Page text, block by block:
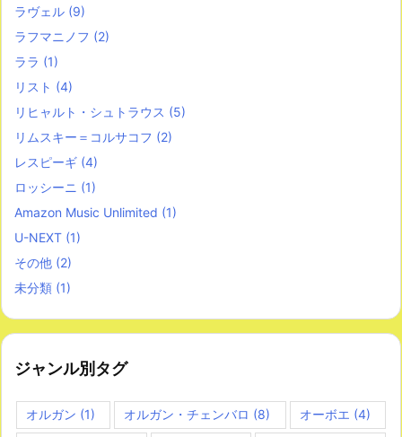
ラヴェル (9)
ラフマニノフ (2)
ララ (1)
リスト (4)
リヒャルト・シュトラウス (5)
リムスキー＝コルサコフ (2)
レスピーギ (4)
ロッシーニ (1)
Amazon Music Unlimited (1)
U-NEXT (1)
その他 (2)
未分類 (1)
ジャンル別タグ
オルガン (1) オルガン・チェンバロ (8) オーボエ (4)